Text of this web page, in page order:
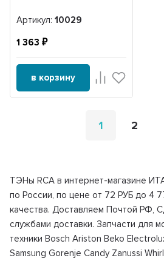
Артикул:10029
1 363
в корзину
1 2
ТЭНы RCA в интернет-магазине
по России, по цене от 72 РУБ до 4
качества. Доставляем Почтой РФ,
службами доставки. Запчасти для
техники Bosch Ariston Beko
Samsung Gorenje Candy Zanussi